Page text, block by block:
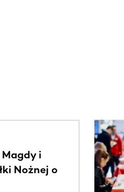
i
Nożnej o